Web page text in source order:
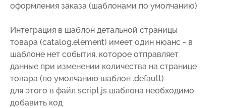
оформления заказа (шаблонами по умолчанию)
Интеграция в шаблон детальной страницы
товара (catalog.element) имеет один нюанс - в
шаблоне нет события, которое отправляет
данные при изменении количества на странице
товара (по умолчанию шаблон .default)
для этого в файл script.js шаблона необходимо
добавить код